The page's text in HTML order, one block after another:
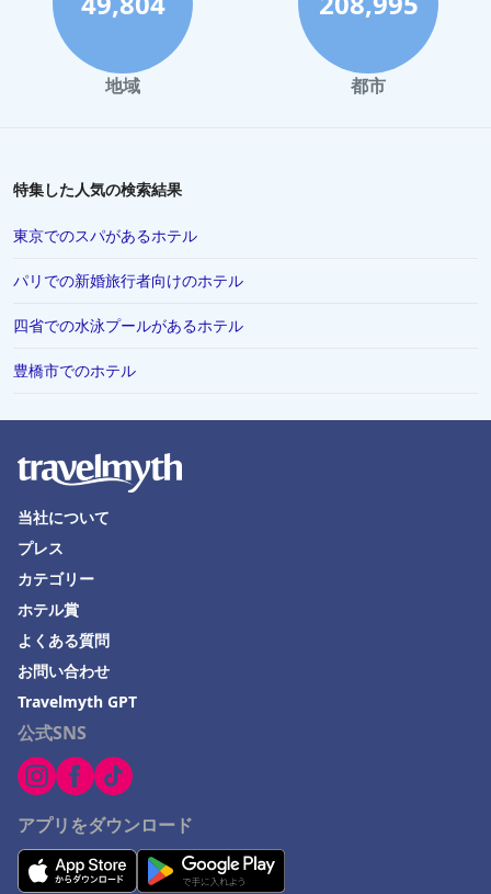
地域 都市
特集した人気の検索結果
東京でのスパがあるホテル
パリでの新婚旅行者向けのホテル
四省での水泳プールがあるホテル
豊橋市でのホテル
公式SNS
アプリをダウンロード
当社について
プレス
カテゴリー
ホテル賞
よくある質問
お問い合わせ
Travelmyth GPT